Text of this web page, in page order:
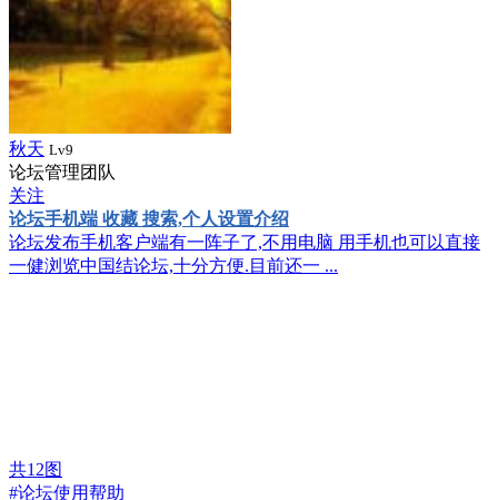
秋天 Lv9
论坛管理团队
关注
论坛手机端 收藏 搜索,个人设置介绍
论坛发布手机客户端有一阵子了,不用电脑 用手机也可以直接
一健浏览中国结论坛,十分方便.目前还一 ...
共12图
#论坛使用帮助